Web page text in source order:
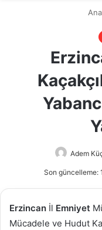
Adem
Son güncelleme:
Erzincan İl Emniyet
Mücadele ve Hudut